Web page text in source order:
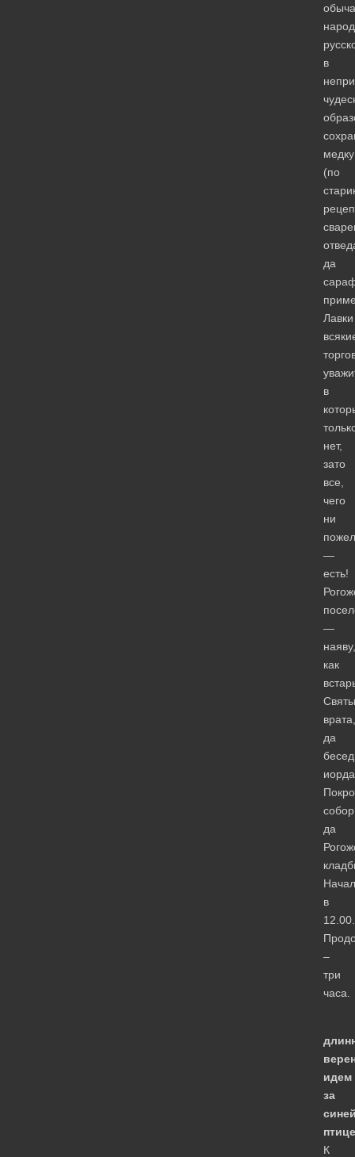
в
медку
(по
да
Лавки
в
нет,
зато
все,
чего
ни
—
есть!
—
наяву,
как
врата,
да
собор
да
в
12.00.
–
три
часа.
идем
за
К